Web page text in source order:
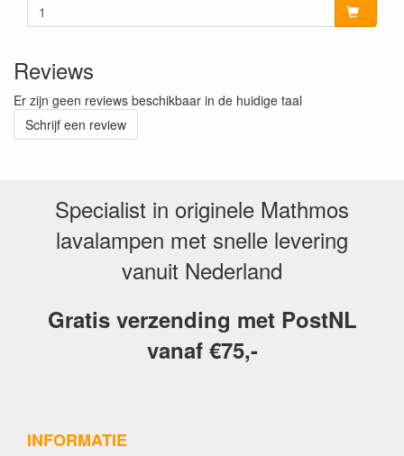
Reviews
Er zijn geen reviews beschikbaar in de huidige taal
Schrijf een review
Specialist in originele Mathmos
lavalampen met snelle levering
vanuit Nederland
Gratis verzending met PostNL
vanaf €75,-
INFORMATIE